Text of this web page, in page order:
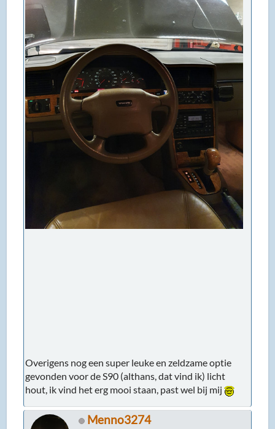
Overigens nog een super leuke en zeldzame optie
gevonden voor de S90 (althans, dat vind ik) licht
hout, ik vind het erg mooi staan, past wel bij mij
Menno3274